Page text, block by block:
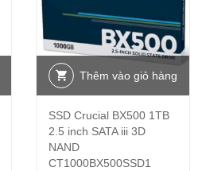
Thêm vào giỏ hàng
SSD Crucial BX500 1TB
2.5 inch SATA iii 3D
NAND
CT1000BX500SSD1